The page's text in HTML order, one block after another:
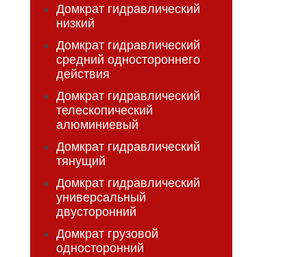
Домкрат гидравлический
низкий
Домкрат гидравлический
средний одностороннего
действия
Домкрат гидравлический
телескопический
алюминиевый
Домкрат гидравлический
тянущий
Домкрат гидравлический
универсальный
двусторонний
Домкрат грузовой
односторонний